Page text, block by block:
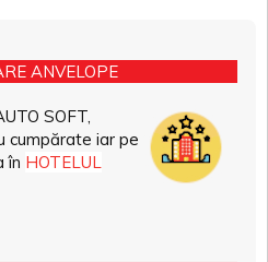
ANVELOPE
SOFT,
cumpărate iar pe
în HOTELUL